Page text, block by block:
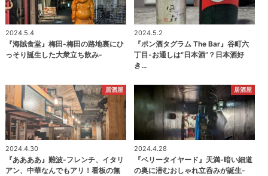
2024.5.4
『海賊食堂』梅田-梅田の路地裏にひ
っそり誕生した大衆立ち飲み-
2024.5.2
『ポン酒タグラム The Bar』谷町六
丁目-お通しは“日本酒”？日本酒好
き…
居酒屋
2024.4.30
『ああああ』難波-フレンチ、イタリ
アン、中華なんでもアリ！看板の無
居酒屋
2024.4.28
『ベリータイヤード』天満-暗い細道
の奥に潜むおしゃれ立呑みが誕生-